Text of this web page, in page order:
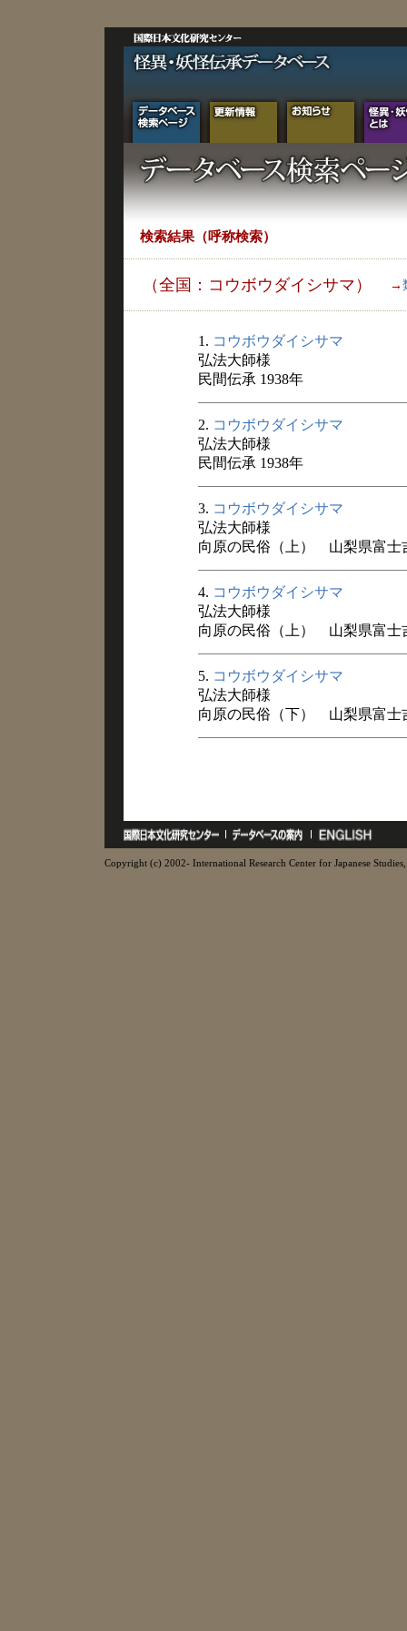
検索結果（呼称検索）
（全国：コウボウダイシサマ） →
1. コウボウダイシサマ
弘法大師様
民間伝承 1938年
2. コウボウダイシサマ
弘法大師様
民間伝承 1938年
3. コウボウダイシサマ
弘法大師様
向原の民俗（上） 山梨県富士
4. コウボウダイシサマ
弘法大師様
向原の民俗（上） 山梨県富士
5. コウボウダイシサマ
弘法大師様
向原の民俗（下） 山梨県富士
Copyright (c) 2002- International Research Center for Japanese